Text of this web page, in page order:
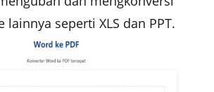
lainnya seperti XLS dan PPT.